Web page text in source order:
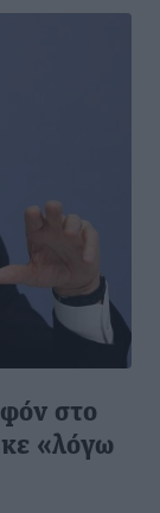
στο
«λόγω